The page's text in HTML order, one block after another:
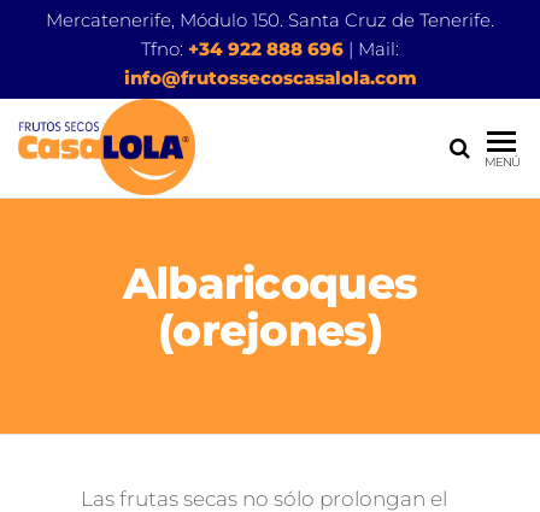
Mercatenerife, Módulo 150. Santa Cruz de Tenerife.
Tfno: +34 922 888 696 | Mail:
info@frutossecoscasalola.com
SECOS
LOLA
MENÚ
Albaricoques
(orejones)
Las frutas secas no sólo prolongan el